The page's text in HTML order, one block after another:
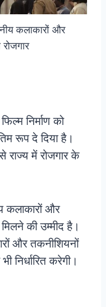
कलाकारों और
निर्माण को
रूप दे दिया है।
राज्य में रोजगार के
कलाकारों और
की उम्मीद है।
और तकनीशियनों
निर्धारित करेगी।